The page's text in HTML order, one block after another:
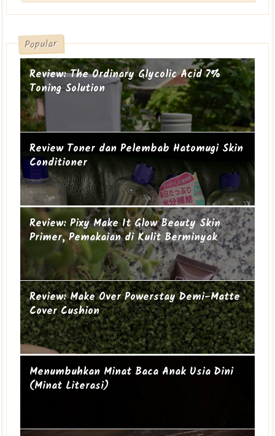
Popular
Review: The Ordinary Glycolic Acid 7%
Toning Solution
Review Toner dan Pelembab Hatomugi Skin
Conditioner
Suami-suami Jauh dari Istri
Cucu ke-19
Review: Pixy Make It Glow Beauty Skin
Primer, Pemakaian di Kulit Berminyak
Review: Make Over Powerstay Demi-Matte
Cover Cushion
Mengapa perempuan itu sering geer?
Ibu Introvert
Menumbuhkan Minat Baca Anak Usia Dini
(Minat Literasi)